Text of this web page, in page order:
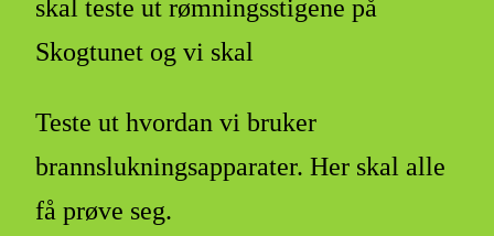
skal teste ut rømningsstigene på
Skogtunet og vi skal
Teste ut hvordan vi bruker
brannslukningsapparater. Her skal alle
få prøve seg.